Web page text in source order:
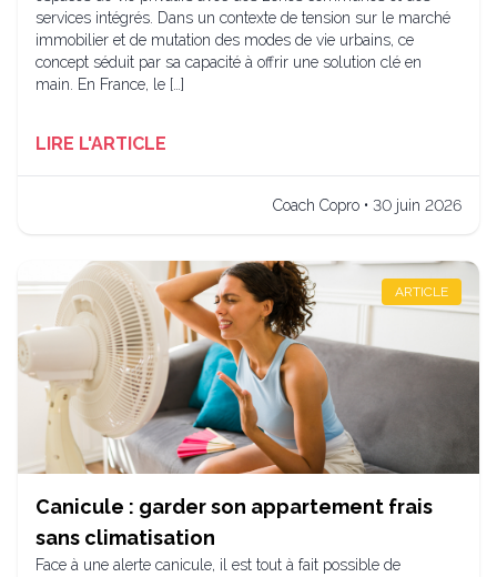
services intégrés. Dans un contexte de tension sur le marché
immobilier et de mutation des modes de vie urbains, ce
concept séduit par sa capacité à offrir une solution clé en
main. En France, le […]
LIRE L'ARTICLE
Coach Copro • 30 juin 2026
ARTICLE
Canicule : garder son appartement frais
sans climatisation
Face à une alerte canicule, il est tout à fait possible de